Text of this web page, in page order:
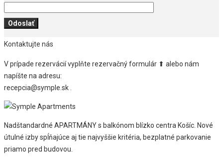
Kontaktujte nás
V prípade rezervácií vyplňte rezervačný formulár ⬆ alebo nám
napíšte na adresu:
recepcia@symple.sk .
Nadštandardné APARTMÁNY s balkónom blízko centra Košíc. Nové
útulné izby spĺňajúce aj tie najvyššie kritéria, bezplatné parkovanie
priamo pred budovou.